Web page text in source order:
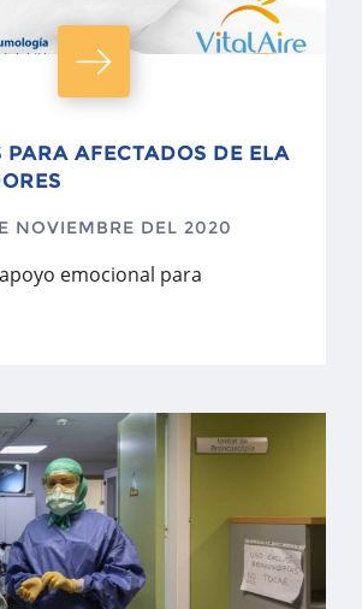
PARA AFECTADOS DE ELA
NOVIEMBRE DEL 2020
emocional para